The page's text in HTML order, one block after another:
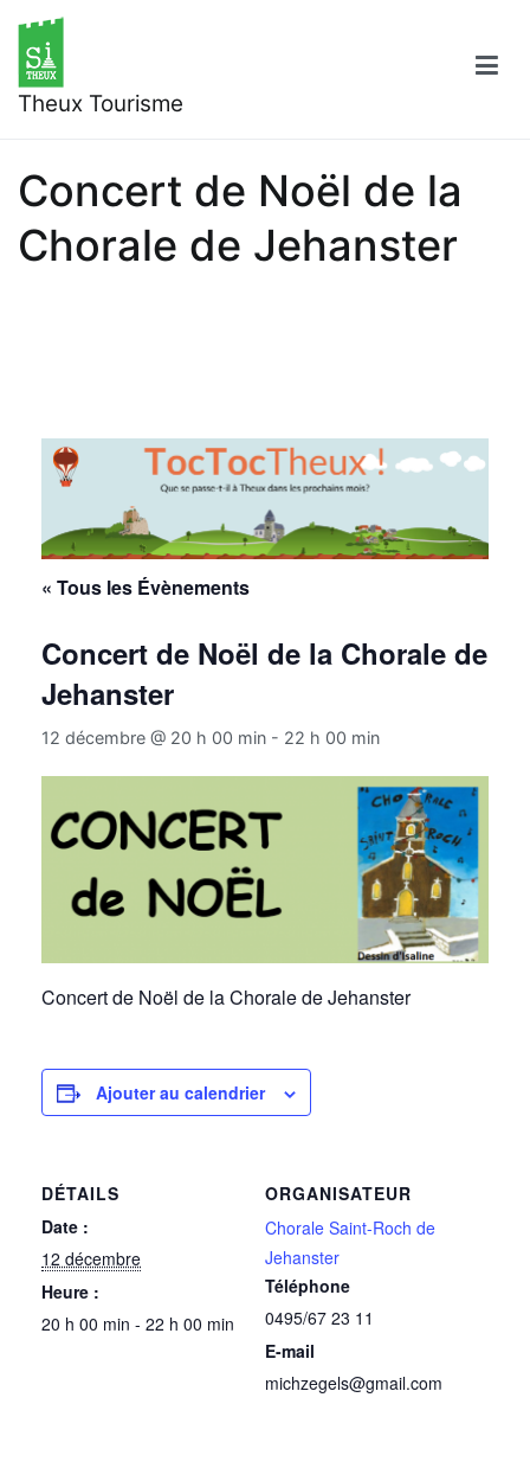
contenu
Theux Tourisme
Concert de Noël de la
Chorale de Jehanster
« Tous les Évènements
Concert de Noël de la Chorale de
Jehanster
12 décembre @ 20 h 00 min - 22 h 00 min
Concert de Noël de la Chorale de Jehanster
Ajouter au calendrier
DÉTAILS
Date :
12 décembre
Heure :
20 h 00 min - 22 h 00 min
ORGANISATEUR
Chorale Saint-Roch de
Jehanster
Téléphone
0495/67 23 11
E-mail
michzegels@gmail.com